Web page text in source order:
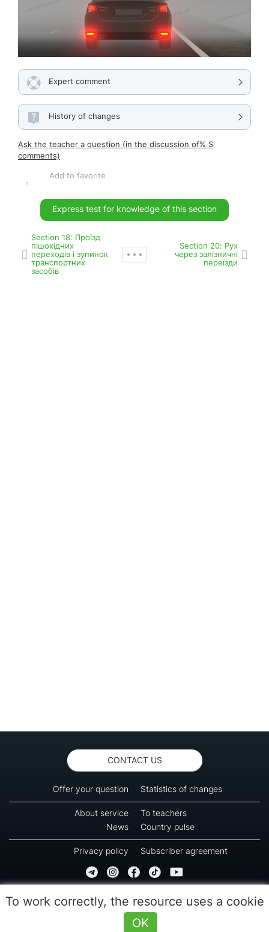
Expert comment
History of changes
Ask the teacher a question (in the discussion of% S
comments)
Add to favorite
Express test for knowledge of this section
Section 18: Проїзд
пішохідних
переходів і зупинок
транспортних
засобів
Section 20: Рух
через залізничні
переїзди
CONTACT US
Offer your question Statistics of changes
About service
To teachers
News
Country pulse
Privacy policy Subscriber agreement
All rights reserved. No part of information from this page can be copied, reprinted or
used for reproduction, transmission to other devices. The last reload time 09:30
To work correctly, the resource uses a cookie
OK